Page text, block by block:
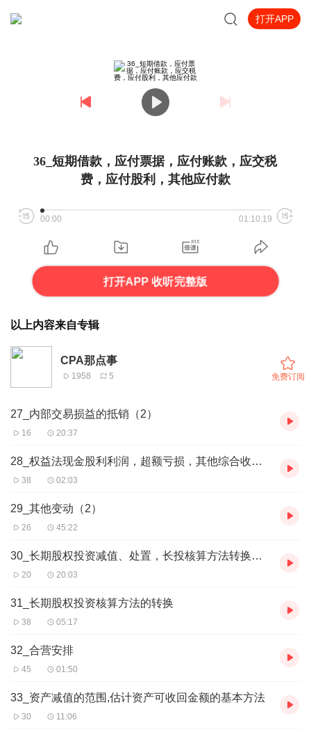
打开APP
36_短期借款，应付票据，应付账款，应交税
费，应付股利，其他应付款
00:00 01:10:19
打开APP 收听完整版
以上内容来自专辑
CPA那点事
1958 5 免费订阅
27_内部交易损益的抵销（2）
16 20:37
28_权益法现金股利利润，超额亏损，其他综合收益，其他变动（1）
38 02:03
29_其他变动（2）
26 45:22
30_长期股权投资减值、处置，长投核算方法转换相关内容介绍
20 20:03
31_长期股权投资核算方法的转换
38 05:17
32_合营安排
45 01:50
33_资产减值的范围,估计资产可收回金额的基本方法
30 11:06